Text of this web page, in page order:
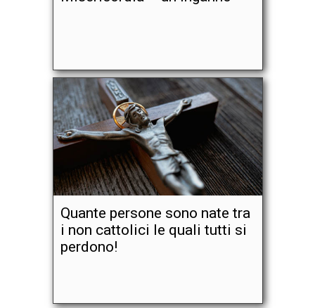
Quante persone sono nate tra
i non cattolici le quali tutti si
perdono!